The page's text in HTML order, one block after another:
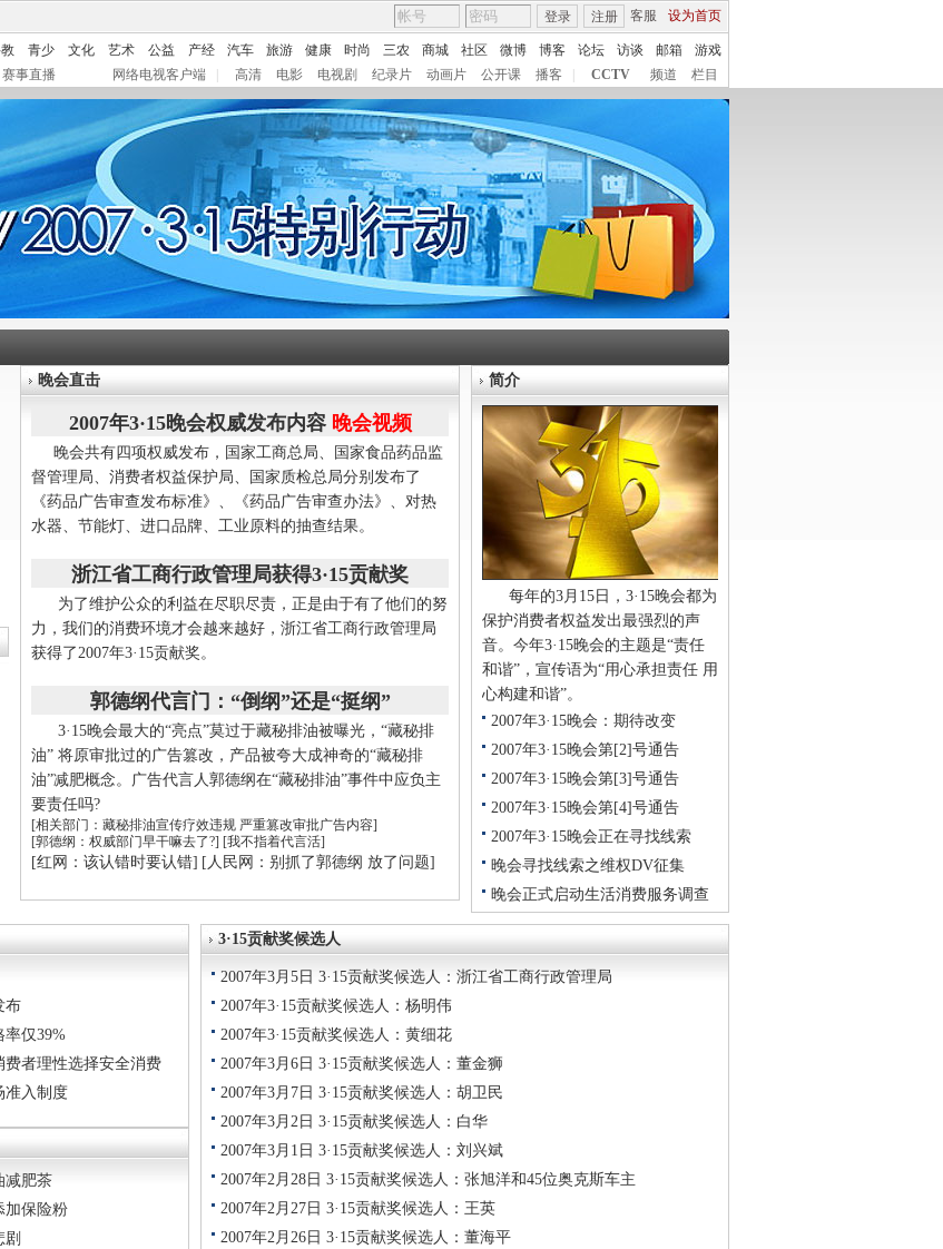
客服 设为首页
登录 注册
青少 文化 艺术 公益 产经 汽车 旅游 健康 时尚 三农 商城 社区 微博 博客 论坛 访谈 邮箱
游戏
赛事直播 网络电视客户端 高清 电影 电视剧 纪录片 动画片 公开课 播客 CCTV 频道 栏目
晚会直击
2007年3·15晚会权威发布内容 晚会视频
晚会共有四项权威发布，国家工商总局、国家食品药品监
督管理局、消费者权益保护局、国家质检总局分别发布了
《药品广告审查发布标准》、《药品广告审查办法》、对热
水器、节能灯、进口品牌、工业原料的抽查结果。
浙江省工商行政管理局获得3·15贡献奖
为了维护公众的利益在尽职尽责，正是由于有了他们的努
力，我们的消费环境才会越来越好，浙江省工商行政管理局
获得了2007年3·15贡献奖。
郭德纲代言门：“倒纲”还是“挺纲”
3·15晚会最大的“亮点”莫过于藏秘排油被曝光，“藏秘排
油” 将原审批过的广告篡改，产品被夸大成神奇的“藏秘排
油”减肥概念。广告代言人郭德纲在“藏秘排油”事件中应负主
要责任吗?
[相关部门：藏秘排油宣传疗效违规 严重篡改审批广告内容]
[郭德纲：权威部门早干嘛去了?] [我不指着代言活]
[红网：该认错时要认错] [人民网：别抓了郭德纲 放了问题]
简介
每年的3月15日，3·15晚会都为
保护消费者权益发出最强烈的声
音。今年3·15晚会的主题是“责任
和谐”，宣传语为“用心承担责任 用
心构建和谐”。
2007年3·15晚会：期待改变
2007年3·15晚会第[2]号通告
2007年3·15晚会第[3]号通告
2007年3·15晚会第[4]号通告
2007年3·15晚会正在寻找线索
晚会寻找线索之维权DV征集
晚会正式启动生活消费服务调查
布
率仅39%
费者理性选择安全消费
准入制度
减肥茶
加保险粉
剧
3·15贡献奖候选人
2007年3月5日 3·15贡献奖候选人：浙江省工商行政管理局
2007年3·15贡献奖候选人：杨明伟
2007年3·15贡献奖候选人：黄细花
2007年3月6日 3·15贡献奖候选人：董金狮
2007年3月7日 3·15贡献奖候选人：胡卫民
2007年3月2日 3·15贡献奖候选人：白华
2007年3月1日 3·15贡献奖候选人：刘兴斌
2007年2月28日 3·15贡献奖候选人：张旭洋和45位奥克斯车主
2007年2月27日 3·15贡献奖候选人：王英
2007年2月26日 3·15贡献奖候选人：董海平